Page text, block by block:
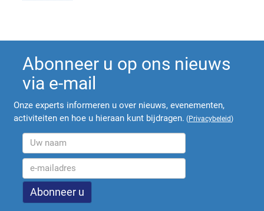
Abonneer u op ons nieuws
via e-mail
Onze experts informeren u over nieuws, evenementen,
activiteiten en hoe u hieraan kunt bijdragen. (Privacybeleid)